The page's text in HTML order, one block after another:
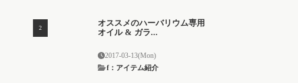
オススメのハーバリウム専用
オイル & ガラ...
2017-03-13(Mon)
f：アイテム紹介